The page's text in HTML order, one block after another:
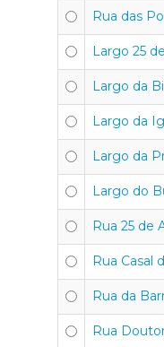
Rua das
Largo 25
Largo da
Largo da
Largo da
Largo do
Rua 25 de
Rua Casal
Rua da
Rua